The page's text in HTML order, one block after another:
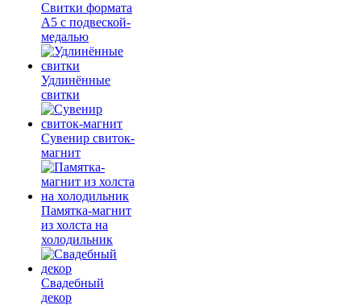
Свитки формата
А5 с подвеской-
медалью
Удлинённые
свитки
Сувенир свиток-
магнит
Памятка-магнит
из холста на
холодильник
Свадебный
декор